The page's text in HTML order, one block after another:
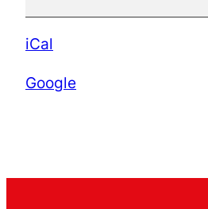
iCal
Google